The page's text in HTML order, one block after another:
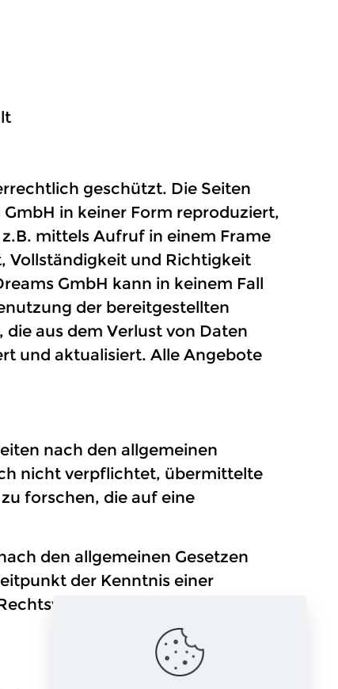
geschützt. Die Seiten
in keiner Form reproduziert,
mittels Aufruf in einem Frame
Vollständigkeit und Richtigkeit
GmbH kann in keinem Fall
der bereitgestellten
aus dem Verlust von Daten
und aktualisiert. Alle Angebote
nach den allgemeinen
nicht verpflichtet, übermittelte
forschen, die auf eine
den allgemeinen Gesetzen
der Kenntnis einer
werden wir